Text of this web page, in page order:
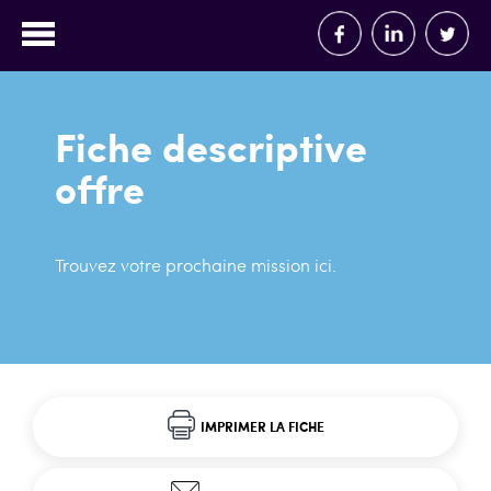
Fiche descriptive
offre
Trouvez votre prochaine mission ici.
IMPRIMER LA FICHE